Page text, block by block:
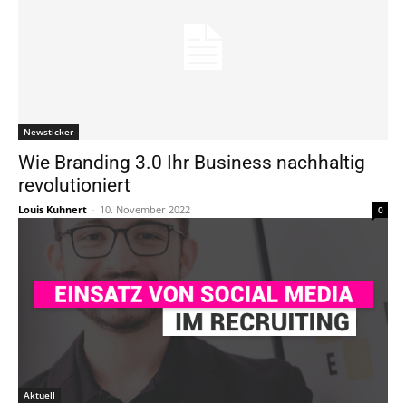
Newsticker
Wie Branding 3.0 Ihr Business nachhaltig
revolutioniert
Louis Kuhnert - 10. November 2022 0
Aktuell